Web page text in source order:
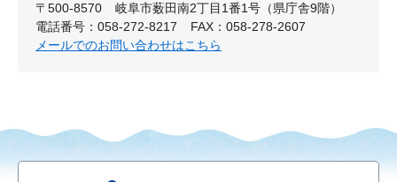
〒500-8570
岐阜市薮田南2丁目1番1号（県庁舎9階）
電話番号：058-272-8217
FAX：058-278-2607
メールでのお問い合わせはこちら